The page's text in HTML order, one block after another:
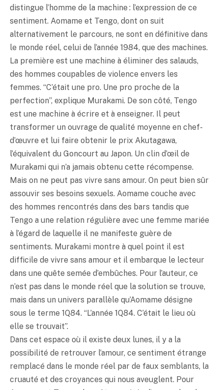
distingue l’homme de la machine : l’expression de ce
sentiment. Aomame et Tengo, dont on suit
alternativement le parcours, ne sont en définitive dans
le monde réel, celui de l’année 1984, que des machines.
La première est une machine à éliminer des salauds,
des hommes coupables de violence envers les
femmes. “C’était une pro. Une pro proche de la
perfection”, explique Murakami. De son côté, Tengo
est une machine à écrire et à enseigner. Il peut
transformer un ouvrage de qualité moyenne en chef-
d’œuvre et lui faire obtenir le prix Akutagawa,
l’équivalent du Goncourt au Japon. Un clin d’œil de
Murakami qui n’a jamais obtenu cette récompense.
Mais on ne peut pas vivre sans amour. On peut bien sûr
assouvir ses besoins sexuels. Aomame couche avec
des hommes rencontrés dans des bars tandis que
Tengo a une relation régulière avec une femme mariée
à l’égard de laquelle il ne manifeste guère de
sentiments. Murakami montre à quel point il est
difficile de vivre sans amour et il embarque le lecteur
dans une quête semée d’embûches. Pour l’auteur, ce
n’est pas dans le monde réel que la solution se trouve,
mais dans un univers parallèle qu’Aomame désigne
sous le terme 1Q84. “L’année 1Q84. C’était le lieu où
elle se trouvait”.
Dans cet espace où il existe deux lunes, il y a la
possibilité de retrouver l’amour, ce sentiment étrange
remplacé dans le monde réel par de faux semblants, la
cruauté et des croyances qui nous aveuglent. Pour